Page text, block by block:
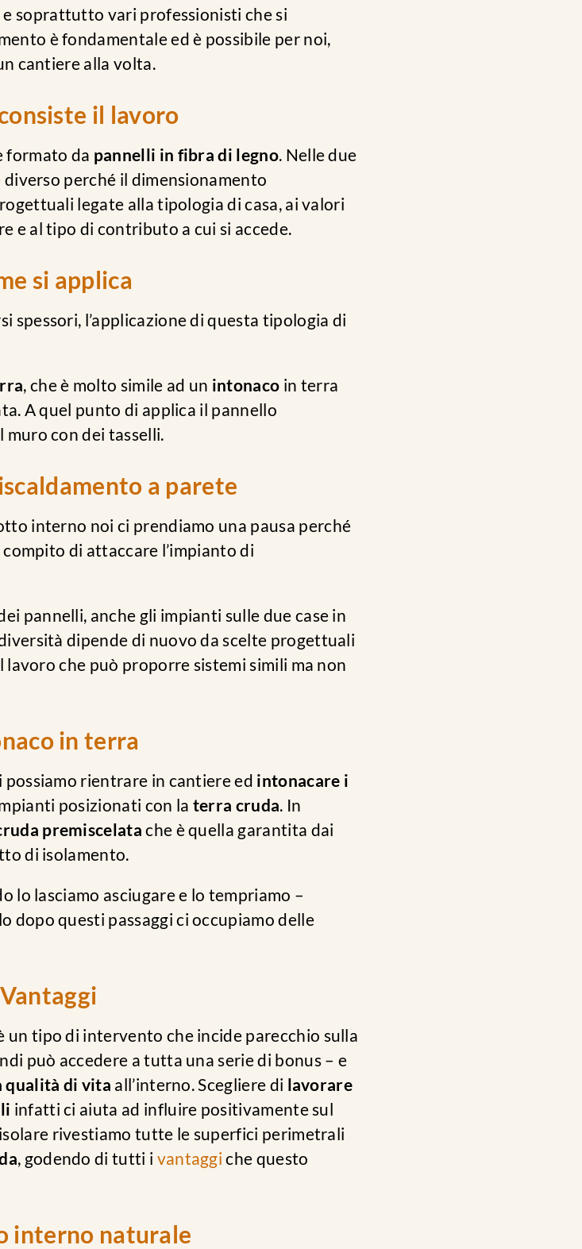
soprattutto vari professionisti che si
è fondamentale ed è possibile per noi,
cantiere alla volta.
il lavoro
formato da pannelli in fibra di legno. Nelle due
perché il dimensionamento
legate alla tipologia di casa, ai valori
e al tipo di contributo a cui si accede.
si applica
spessori, l’applicazione di questa tipologia di
, che è molto simile ad un intonaco in terra
A quel punto di applica il pannello
con dei tasselli.
a parete
interno noi ci prendiamo una pausa perché
di attaccare l’impianto di
pannelli, anche gli impianti sulle due case in
dipende di nuovo da scelte progettuali
che può proporre sistemi simili ma non
in terra
rientrare in cantiere ed intonacare i
posizionati con la terra cruda. In
premiscelata che è quella garantita dai
di isolamento.
lo lasciamo asciugare e lo tempriamo –
dopo questi passaggi ci occupiamo delle
Vantaggi
tipo di intervento che incide parecchio sulla
può accedere a tutta una serie di bonus – e
qualità di vita all’interno. Scegliere di lavorare
infatti ci aiuta ad influire positivamente sul
rivestiamo tutte le superfici perimetrali
, godendo di tutti i vantaggi che questo
interno naturale